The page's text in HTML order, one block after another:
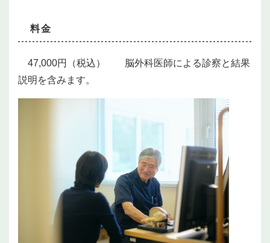
料金
47,000円（税込） 脳外科医師による診察と結果
説明を含みます。